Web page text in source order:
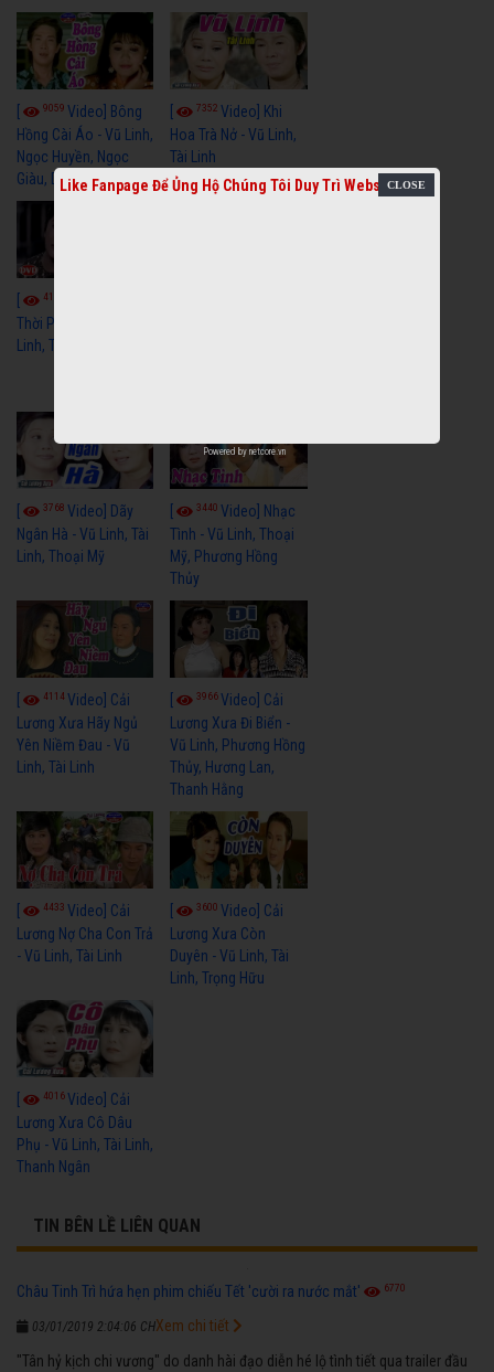
9059 Video] Bông
Hồng Cài Áo - Vũ Linh,
Ngọc Huyền, Ngọc
Giàu, Diệp Lang
7352Video] Khi
Hoa Trà Nở - Vũ Linh,
Tài Linh
4110
Thời Phóng Đãng - Vũ
Linh, Tài Linh, Chí Linh
3768 Video] Dãy
Ngân Hà - Vũ Linh, Tài
Linh, Thoại Mỹ
3440Video] Nhạc
Tình - Vũ Linh, Thoại
Mỹ, Phương Hồng
Thủy
4114Video] Cải
Lương Xưa Hãy Ngủ
Yên Niềm Đau - Vũ
Linh, Tài Linh
3966Video] Cải
Lương Xưa Đi Biển -
Vũ Linh, Phương Hồng
Thủy, Hương Lan,
Thanh Hằng
4433 Video] Cải
Lương Nợ Cha Con Trả
- Vũ Linh, Tài Linh
3600Video] Cải
Lương Xưa Còn
Duyên - Vũ Linh, Tài
Linh, Trọng Hữu
[ 4016Video] Cải
Lương Xưa Cô Dâu
Phụ - Vũ Linh, Tài Linh,
Thanh Ngân
TIN BÊN LỀ LIÊN QUAN
Châu Tinh Trì hứa hẹn phim chiếu Tết 'cười ra nước mắt' 6770
03/01/2019 2:04:06 CH
"Tân hỷ kịch chi vương" do danh hài đạo diễn hé lộ tình tiết qua trailer đầu
Xem chi tiết
Like Fanpage Để Ủng Hộ Chúng Tôi Duy Trì Website
Powered by netcore.vn